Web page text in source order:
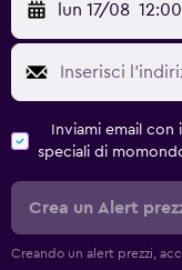
lun 17/08 12:00
Inviami email
speciali di
Crea un Alert
Creando un alert prezzi,